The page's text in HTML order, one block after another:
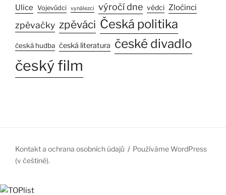
Ulice Vojevůdci vynálezci výročí dne vědci Zločinci
zpěvačky zpěváci Česká politika
česká hudba česká literatura české divadlo
český film
Kontakt a ochrana osobních údajů
Používáme WordPress
(v češtině).